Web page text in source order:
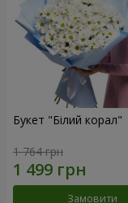
Букет "Білий корал"
1 764 грн
Замовити